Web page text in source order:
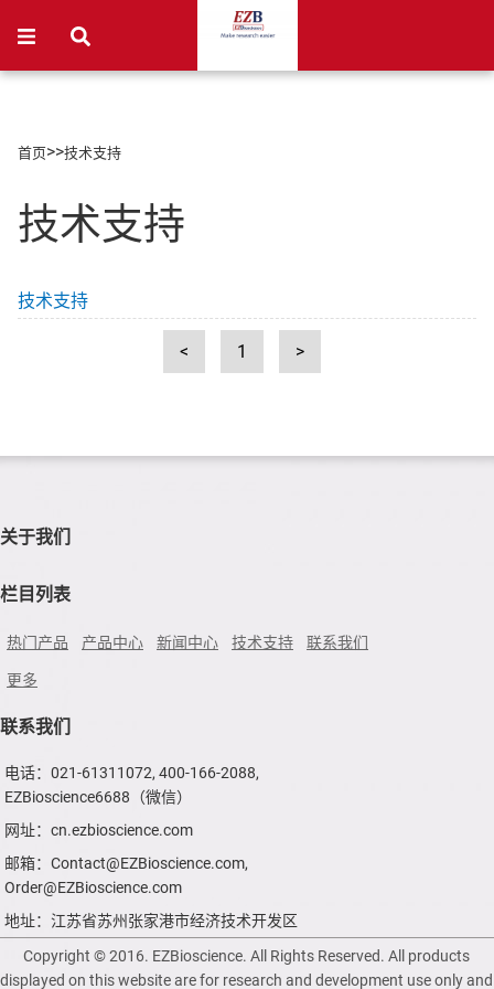
首页>>技术支持
技术支持
技术支持
< 1 >
关于我们
栏目列表
热门产品 产品中心 新闻中心 技术支持 联系我们
更多
联系我们
电话：021-61311072, 400-166-2088,
EZBioscience6688（微信）
网址：cn.ezbioscience.com
邮箱：Contact@EZBioscience.com,
Order@EZBioscience.com
地址：江苏省苏州张家港市经济技术开发区
Copyright © 2016. EZBioscience. All Rights Reserved. All products
displayed on this website are for research and development use only and